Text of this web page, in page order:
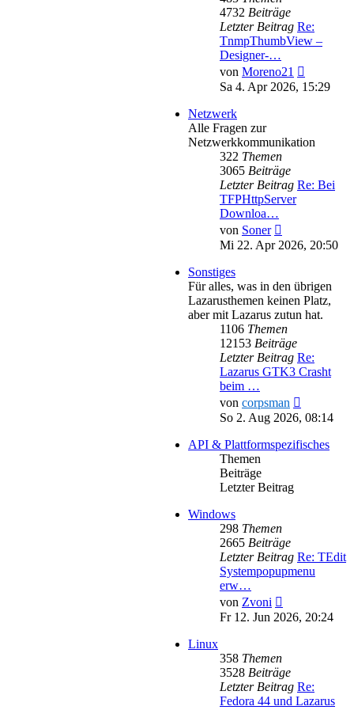
4732 Beiträge
Letzter Beitrag Re:
TnmpThumbView –
Designer-…
von Moreno21
Beitrag
Sa 4. Apr 2026, 15:29
Netzwerk
Alle Fragen zur
Netzwerkkommunikation
322 Themen
3065 Beiträge
Letzter Beitrag Re: Bei
TFPHttpServer
Downloa…
von Soner
Beitrag
Mi 22. Apr 2026, 20:50
Sonstiges
Für alles, was in den übrigen
Lazarusthemen keinen Platz,
aber mit Lazarus zutun hat.
1106 Themen
12153 Beiträge
Letzter Beitrag Re:
Lazarus GTK3 Crasht
beim …
von corpsman
Beitrag
So 2. Aug 2026, 08:14
API & Plattformspezifisches
Themen
Beiträge
Letzter Beitrag
Windows
298 Themen
2665 Beiträge
Letzter Beitrag Re: TEdit
Systempopupmenu
erw…
von Zvoni
Beitrag
Fr 12. Jun 2026, 20:24
Linux
358 Themen
3528 Beiträge
Letzter Beitrag Re:
Fedora 44 und Lazarus